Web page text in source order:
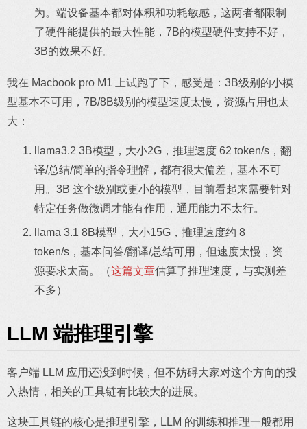
为。端设备基本都对体积和功耗敏感，这两者都限制
了硬件能提供的最大性能，7B的模型硬件支持不好，
3B的效果不好。
我在 Macbook pro M1 上试跑了下，感受是：3B级别的小模
型基本不可用，7B/8B级别的模型速度太慢，资源占用也太
大：
llama3.2 3B模型，大小2G，推理速度 62 token/s，翻
译/总结/简单的指令理解，都有很大偏差，基本不可
用。3B 这个级别或更小的模型，目前看起来需要针对
特定任务做微调才能有作用，通用能力不太行。
llama 3.1 8B模型，大小15G，推理速度约 8
token/s，基本问答/翻译/总结可用，但速度太慢，资
源要求太高。（这篇文章估算了推理速度，与实测差
不多）
LLM 端推理引擎
客户端 LLM 应用还没到时候，但不妨碍大家对这个方向的投
入热情，相关的工具链有比较大的进展。
这块工具链的核心是推理引擎，LLM 的训练和推理一般都用